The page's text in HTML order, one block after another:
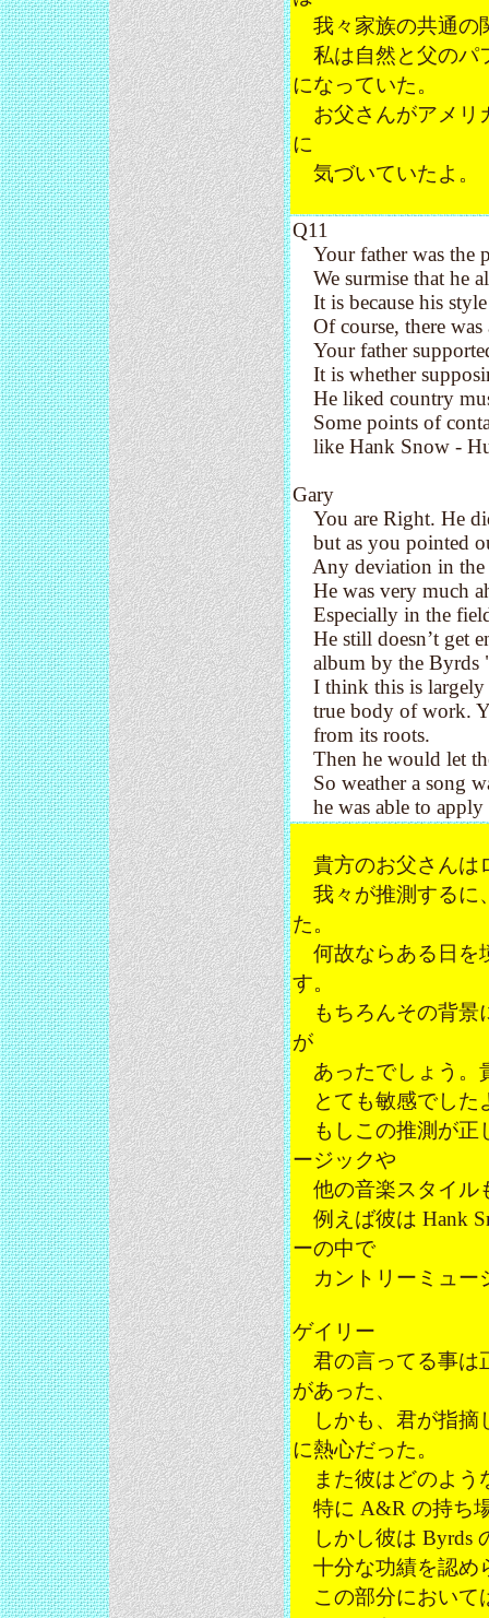
我々家族の共通の
私は自然と父のパ
になっていた。
お父さんがアメリ
に
気づいていたよ。
Q11
Your father was the
We surmise that he
It is because his
Of course, there
Your father
It is whether
He liked country
Some points of
like Hank Snow -
Gary
You are Right. He
but as you pointed
Any deviation in the
He was very much
Especially in the
He still doesn’t get
album by the Byrds
I think this is largely
true body of work.
from its roots.
Then he would let
So weather a song
he was able to apply
貴方のお父さんは
我々が推測するに
た。
何故ならある日を
す。
もちろんその背景
が
あったでしょう。
とても敏感でした
もしこの推測が正
ージックや
他の音楽スタイル
例えば彼は Hank
ーの中で
カントリーミュー
ゲイリー
君の言ってる事は
があった、
しかも、君が指摘
に熱心だった。
また彼はどのよう
特に A&R の持ち
しかし彼は Byrds
十分な功績を認め
この部分において